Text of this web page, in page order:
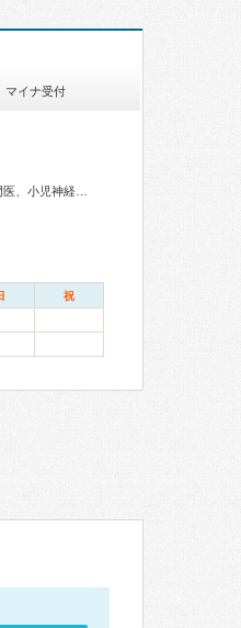
マイナ受付
祝